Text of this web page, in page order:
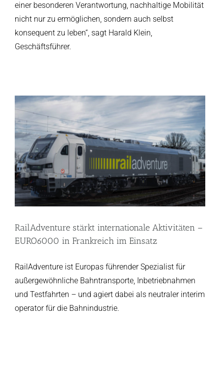
einer besonderen Verantwortung, nachhaltige Mobilität
nicht nur zu ermöglichen, sondern auch selbst
konsequent zu leben“, sagt Harald Klein,
Geschäftsführer.
RailAdventure stärkt internationale Aktivitäten –
EURO6000 in Frankreich im Einsatz
RailAdventure ist Europas führender Spezialist für
außergewöhnliche Bahntransporte, Inbetriebnahmen
und Testfahrten – und agiert dabei als neutraler interim
operator für die Bahnindustrie.